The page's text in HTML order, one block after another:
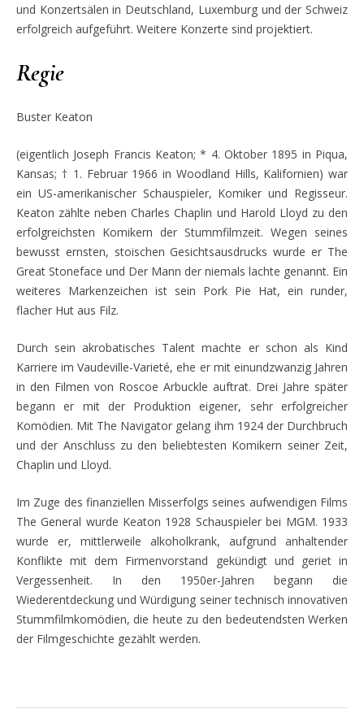
und Konzertsälen in Deutschland, Luxemburg und der Schweiz
erfolgreich aufgeführt. Weitere Konzerte sind projektiert.
Regie
Buster Keaton
(eigentlich Joseph Francis Keaton; * 4. Oktober 1895 in Piqua,
Kansas; † 1. Februar 1966 in Woodland Hills, Kalifornien) war
ein US-amerikanischer Schauspieler, Komiker und Regisseur.
Keaton zählte neben Charles Chaplin und Harold Lloyd zu den
erfolgreichsten Komikern der Stummfilmzeit. Wegen seines
bewusst ernsten, stoischen Gesichtsausdrucks wurde er The
Great Stoneface und Der Mann der niemals lachte genannt. Ein
weiteres Markenzeichen ist sein Pork Pie Hat,ein runder,
flacher Hut aus Filz.
Durch sein akrobatisches Talent machte er schon als Kind
Karriere im Vaudeville-Varieté, ehe er mit einundzwanzig Jahren
in den Filmen von Roscoe Arbuckle auftrat. Drei Jahre später
begann er mit der Produktion eigener, sehr erfolgreicher
Komödien. Mit The Navigator gelang ihm 1924 der Durchbruch
und der Anschluss zu den beliebtesten Komikern seiner Zeit,
Chaplin und Lloyd.
Im Zuge des finanziellen Misserfolgs seines aufwendigen Films
The General wurde Keaton 1928 Schauspieler bei MGM. 1933
wurde er, mittlerweile alkoholkrank, aufgrund anhaltender
Konflikte mit dem Firmenvorstand gekündigt und geriet in
Vergessenheit. In den 1950er-Jahren begann die
Wiederentdeckung und Würdigung seiner technisch innovativen
Stummfilmkomödien, die heute zu den bedeutendsten Werken
der Filmgeschichte gezählt werden.